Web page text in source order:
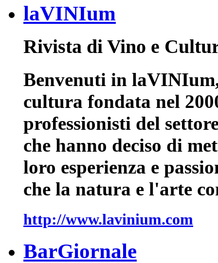
laVINIum
Rivista di Vino e
Benvenuti in
cultura fondata nel
professionisti del
che hanno deciso di
loro esperienza e
che la natura e l'arte
http://www.lavinium.com
BarGiornale